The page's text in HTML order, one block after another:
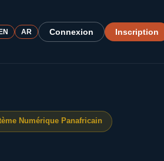
AR Connexion Inscription
Numérique Panafricain